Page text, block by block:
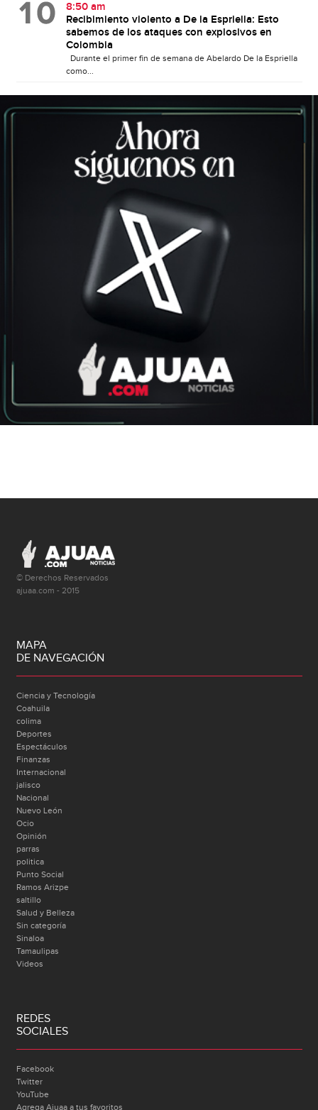
8:50 am
Recibimiento violento a De la Espriella: Esto
sabemos de los ataques con explosivos en
Colombia
Durante el primer fin de semana de Abelardo De la Espriella
como...
© Derechos Reservados
ajuaa.com - 2015
MAPA
DE NAVEGACIÓN
Ciencia y Tecnología
Coahuila
colima
Deportes
Espectáculos
Finanzas
Internacional
jalisco
Nacional
Nuevo León
Ocio
Opinión
parras
politica
Punto Social
Ramos Arizpe
saltillo
Salud y Belleza
Sin categoría
Sinaloa
Tamaulipas
Videos
REDES
SOCIALES
Facebook
Twitter
YouTube
Agrega Ajuaa a tus favoritos